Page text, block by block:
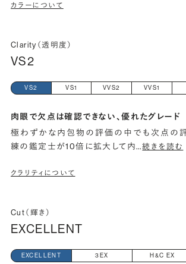
カラーについて
Clarity（透明度）
VS2
VS2 VS1 VVS2 VVS1
肉眼で欠点は確認できない、優れたグレード
極わずかな内包物の評価の中でも次点の評
練の鑑定士が10倍に拡大して内…続きを読む
クラリティについて
Cut（輝き）
EXCELLENT
EXCELLENT 3EX H&C EX